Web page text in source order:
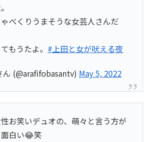
べくりうまそうな女芸人さんだ
もうたよ。 #上田と女が吠える夜
(@arafifobasantv) May 5, 2022
お笑いデュオの、萌々と言う方が
白い😂笑